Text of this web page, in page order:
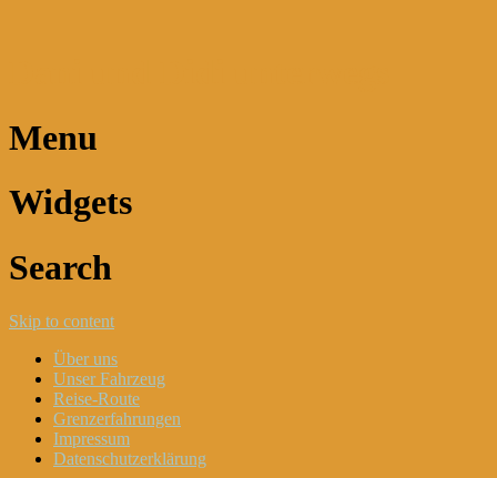
Menu
Widgets
Search
Skip to content
Über uns
Unser Fahrzeug
Reise-Route
Grenzerfahrungen
Impressum
Datenschutzerklärung